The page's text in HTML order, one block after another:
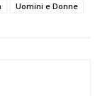
Uomini e Donne